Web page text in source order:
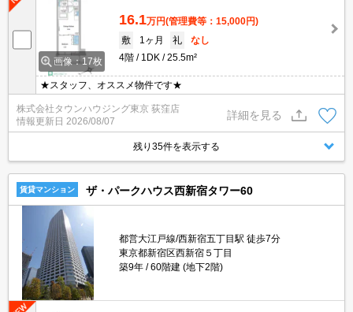
画像：17枚
16.1万円(管理費等：15,000円)
敷
1ヶ月 礼
なし
4階
1DK 25.5m²
★スタッフ、オススメ物件です★
株式会社タウンハウジング東京 荻窪店
情報更新日 2026/08/07
詳細を見る
残り35件を表示する
賃貸マンション ザ・パークハウス西新宿タワー60
都営大江戸線/西新宿五丁目駅 徒歩7分
東京都新宿区西新宿５丁目
築9年
60階建 (地下2階)